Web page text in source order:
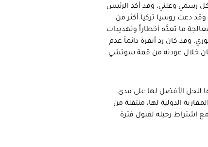
رسمي وعلني، وقد أكد الرئيس
وقد دعت روسيا تركيا أكثر من
ما تعدُّه أخطاراً وتهديدات
وقد كان رد أنقرة دائماً عدم
خلال عودته من قمة سوتشي
للحل الأفضل لها على مدى
الدولية لها، منتقلة من
اشتراط رحيله لقبول فترة